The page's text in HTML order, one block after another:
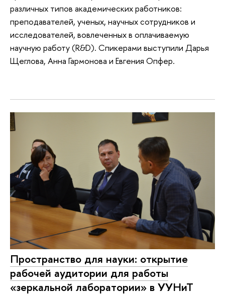
различных типов академических работников:
преподавателей, ученых, научных сотрудников и
исследователей, вовлеченных в оплачиваемую
научную работу (R&D). Спикерами выступили Дарья
Щеглова, Анна Гармонова и Евгения Опфер.
Пространство для науки: открытие
рабочей аудитории для работы
«зеркальной лаборатории» в УУНиТ